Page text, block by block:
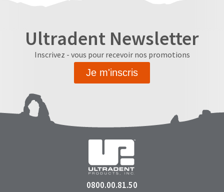
Ultradent Newsletter
Inscrivez - vous pour recevoir nos promotions
Je m'inscris
0800.00.81.50